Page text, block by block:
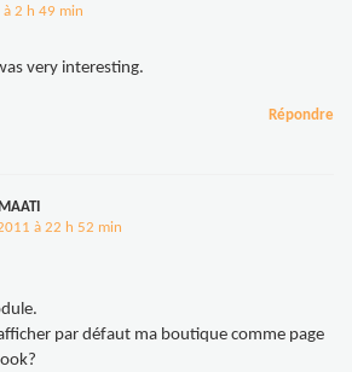
2 h 49 min
very interesting.
Répondre
à 22 h 52 min
par défaut ma boutique comme page